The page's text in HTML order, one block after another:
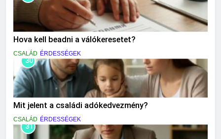
Hova kell beadni a válókeresetet?
CSALÁD ÉRDESSÉGEK
30
Mit jelent a családi adókedvezmény?
CSALÁD ÉRDESSÉGEK
31